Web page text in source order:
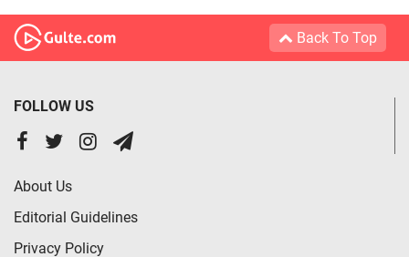
Back To Top
FOLLOW US
About Us
Editorial Guidelines
Privacy Policy